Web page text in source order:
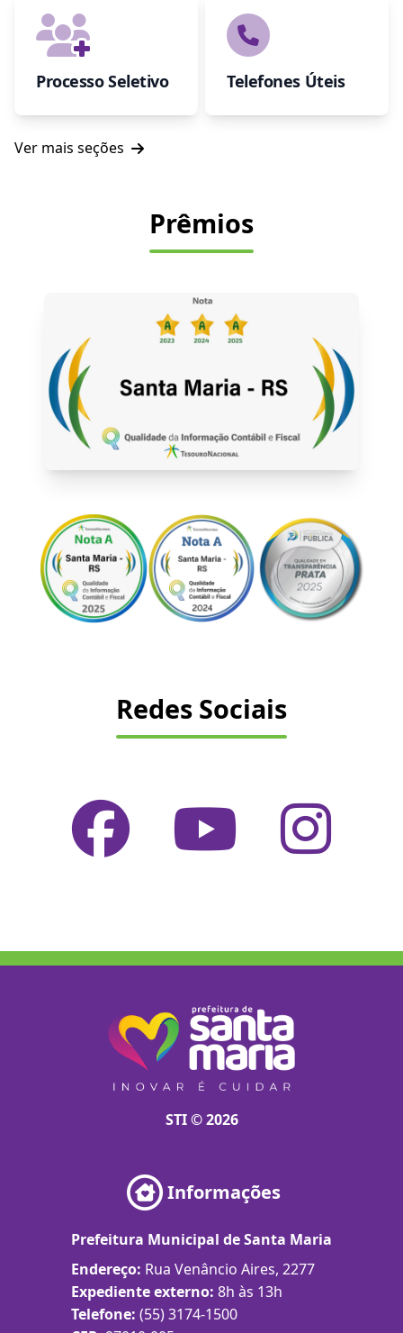
Processo Seletivo Telefones Úteis
Ver mais seções
Prêmios
Redes Sociais
STI © 2026
Informações
Prefeitura Municipal de Santa Maria
Endereço: Rua Venâncio Aires, 2277
Expediente externo: 8h às 13h
Telefone: (55) 3174-1500